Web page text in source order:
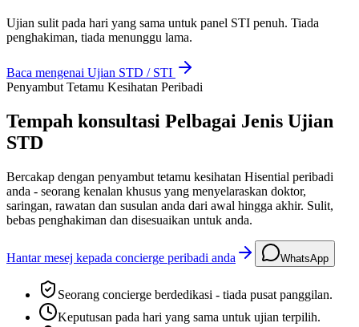
Ujian sulit pada hari yang sama untuk panel STI penuh. Tiada
penghakiman, tiada menunggu lama.
Baca mengenai Ujian STD / STI
Penyambut Tetamu Kesihatan Peribadi
Tempah konsultasi Pelbagai Jenis Ujian
STD
Bercakap dengan penyambut tetamu kesihatan Hisential peribadi
anda - seorang kenalan khusus yang menyelaraskan doktor,
saringan, rawatan dan susulan anda dari awal hingga akhir. Sulit,
bebas penghakiman dan disesuaikan untuk anda.
Hantar mesej kepada concierge peribadi anda WhatsApp
Seorang concierge berdedikasi - tiada pusat panggilan.
Keputusan pada hari yang sama untuk ujian terpilih.